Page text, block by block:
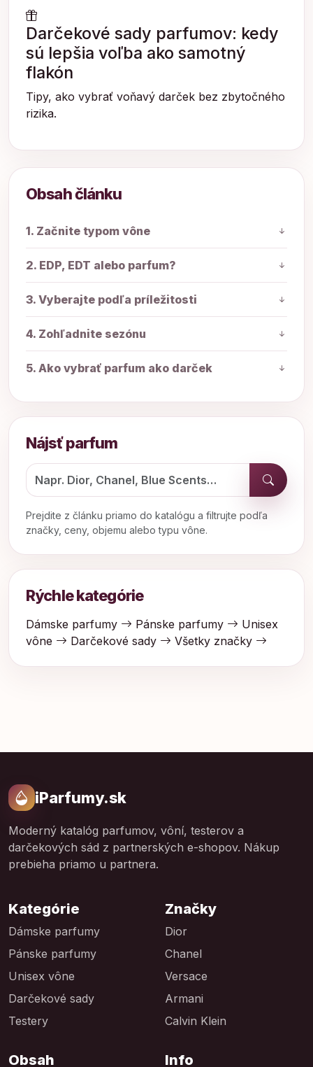
Darčekové sady parfumov: kedy
sú lepšia voľba ako samotný
flakón
Tipy, ako vybrať voňavý darček bez zbytočného
rizika.
Obsah článku
1. Začnite typom vône
2. EDP, EDT alebo parfum?
3. Vyberajte podľa príležitosti
4. Zohľadnite sezónu
5. Ako vybrať parfum ako darček
Nájsť parfum
Prejdite z článku priamo do katalógu a filtrujte podľa
značky, ceny, objemu alebo typu vône.
Rýchle kategórie
Dámske parfumy Pánske parfumy
Unisex
vône
Darčekové sady Všetky značky
iParfumy.sk
Moderný katalóg parfumov, vôní, testerov a
darčekových sád z partnerských e-shopov. Nákup
prebieha priamo u partnera.
Kategórie
Dámske parfumy
Pánske parfumy
Unisex vône
Darčekové sady
Testery
Značky
Dior
Chanel
Versace
Armani
Calvin Klein
Obsah Info